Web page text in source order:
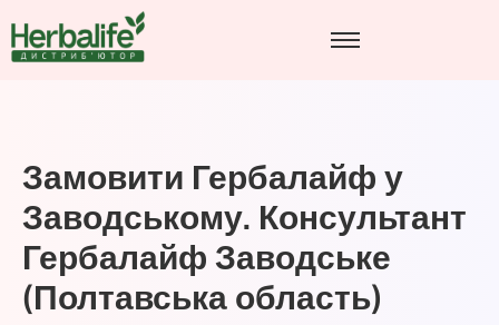
Замовити Гербалайф у
Заводському. Консультант
Гербалайф Заводське
(Полтавська область)